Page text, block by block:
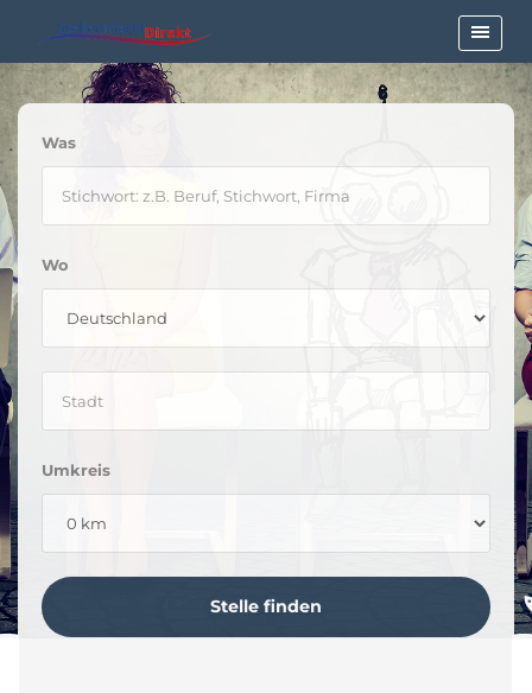
Was
Wo
Umkreis